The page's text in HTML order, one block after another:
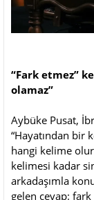
“Fark etmez”
olamaz”
Aybüke Pusat,
“Hayatından bir
hangi kelime
kelimesi kadar
arkadaşımla
gelen cevap: